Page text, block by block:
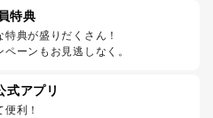
特典
典が盛りだくさん！
ーンもお見逃しなく。
式アプリ
利！